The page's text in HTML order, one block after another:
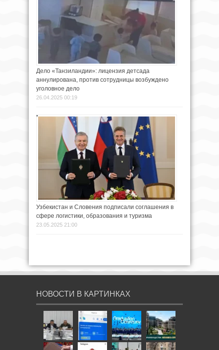
Дело «Танзиландии»: лицензия детсада
аннулирована, против сотрудницы возбуждено
уголовное дело
26.04.2025 00:19
Узбекистан и Словения подписали соглашения в
сфере логистики, образования и туризма
23.05.2025 21:00
НОВОСТИ В КАРТИНКАХ